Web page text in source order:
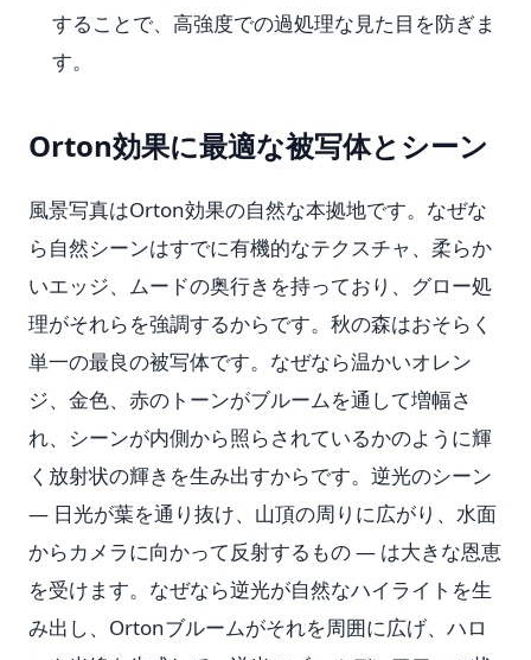
することで、高強度での過処理な見た目を防ぎま
す。
Orton効果に最適な被写体とシーン
風景写真はOrton効果の自然な本拠地です。なぜな
ら自然シーンはすでに有機的なテクスチャ、柔らか
いエッジ、ムードの奥行きを持っており、グロー処
理がそれらを強調するからです。秋の森はおそらく
単一の最良の被写体です。なぜなら温かいオレン
ジ、金色、赤のトーンがブルームを通して増幅さ
れ、シーンが内側から照らされているかのように輝
く放射状の輝きを生み出すからです。逆光のシーン
— 日光が葉を通り抜け、山頂の周りに広がり、水面
からカメラに向かって反射するもの — は大きな恩恵
を受けます。なぜなら逆光が自然なハイライトを生
み出し、Ortonブルームがそれを周囲に広げ、ハロ